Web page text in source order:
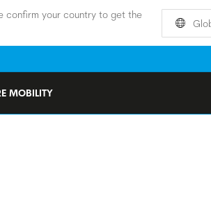
confirm your country to get the
MOBILITY